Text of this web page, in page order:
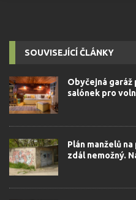
SOUVISEJÍCÍ ČLÁNKY
Obyčejná garáž
salónek pro
Plán manželů
zdál nemožný.